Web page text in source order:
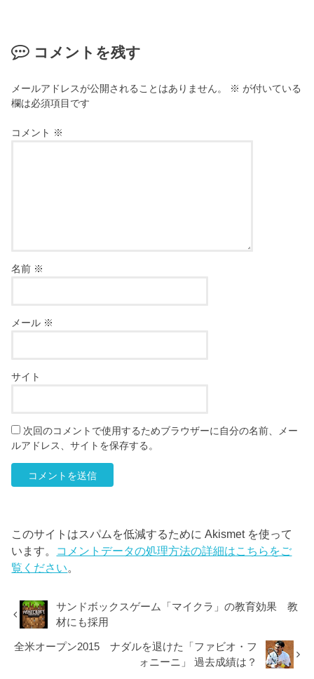
コメントを残す
メールアドレスが公開されることはありません。 ※ が付いている
欄は必須項目です
コメント ※
名前 ※
メール ※
サイト
次回のコメントで使用するためブラウザーに自分の名前、メー
ルアドレス、サイトを保存する。
このサイトはスパムを低減するために Akismet を使って
います。 コメントデータの処理方法の詳細はこちらをご
覧ください。
サンドボックスゲーム「マイクラ」の教育効果 教
材にも採用
全米オープン2015 ナダルを退けた「ファビオ・フ
ォニーニ」 過去成績は？